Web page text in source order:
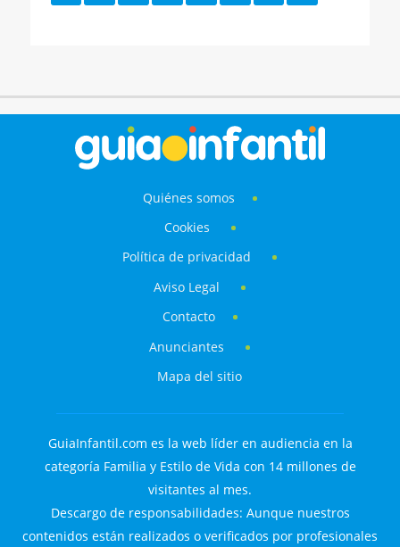
Quiénes somos
Cookies
Política de privacidad
Aviso Legal
Contacto
Anunciantes
Mapa del sitio
GuiaInfantil.com es la web líder en audiencia en la
categoría Familia y Estilo de Vida con 14 millones de
visitantes al mes.
Descargo de responsabilidades: Aunque nuestros
contenidos están realizados o verificados por profesionales